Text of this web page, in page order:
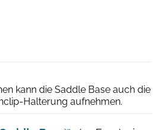
kann die Saddle Base auch die
Halterung aufnehmen.